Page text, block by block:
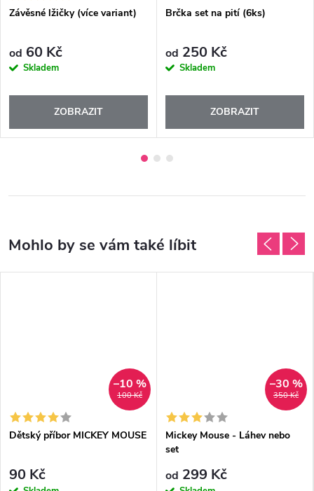
Závěsné lžičky (více variant)
od 60 Kč
Skladem
ZOBRAZIT
Brčka set na pití (6ks)
od 250 Kč
Skladem
ZOBRAZIT
100 Kč
–10 %
Dětský příbor MICKEY MOUSE
90 Kč
350 Kč
–30 %
Mickey Mouse - Láhev nebo
set
od 299 Kč